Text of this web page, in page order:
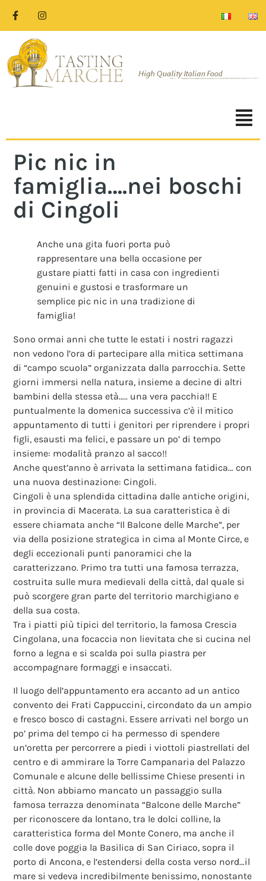
Pic nic in
famiglia….nei boschi
di Cingoli
Anche una gita fuori porta può
rappresentare una bella occasione per
gustare piatti fatti in casa con ingredienti
genuini e gustosi e trasformare un
semplice pic nic in una tradizione di
famiglia!
Sono ormai anni che tutte le estati i nostri ragazzi
non vedono l’ora di partecipare alla mitica settimana
di “campo scuola” organizzata dalla parrocchia. Sette
giorni immersi nella natura, insieme a decine di altri
bambini della stessa età….. una vera pacchia!! E
puntualmente la domenica successiva c’è il mitico
appuntamento di tutti i genitori per riprendere i propri
figli, esausti ma felici, e passare un po’ di tempo
insieme: modalità pranzo al sacco!!
Anche quest’anno è arrivata la settimana fatidica… con
una nuova destinazione: Cingoli.
Cingoli è una splendida cittadina dalle antiche origini,
in provincia di Macerata. La sua caratteristica è di
essere chiamata anche “Il Balcone delle Marche”, per
via della posizione strategica in cima al Monte Circe, e
degli eccezionali punti panoramici che la
caratterizzano. Primo tra tutti una famosa terrazza,
costruita sulle mura medievali della città, dal quale si
può scorgere gran parte del territorio marchigiano e
della sua costa.
Tra i piatti più tipici del territorio, la famosa Crescia
Cingolana, una focaccia non lievitata che si cucina nel
forno a legna e si scalda poi sulla piastra per
accompagnare formaggi e insaccati.
Il luogo dell’appuntamento era accanto ad un antico
convento dei Frati Cappuccini, circondato da un ampio
e fresco bosco di castagni. Essere arrivati nel borgo un
po’ prima del tempo ci ha permesso di spendere
un’oretta per percorrere a piedi i viottoli piastrellati del
centro e di ammirare la Torre Campanaria del Palazzo
Comunale e alcune delle bellissime Chiese presenti in
città. Non abbiamo mancato un passaggio sulla
famosa terrazza denominata “Balcone delle Marche”
per riconoscere da lontano, tra le dolci colline, la
caratteristica forma del Monte Conero, ma anche il
colle dove poggia la Basilica di San Ciriaco, sopra il
porto di Ancona, e l’estendersi della costa verso nord…il
mare si vedeva incredibilmente benissimo, nonostante